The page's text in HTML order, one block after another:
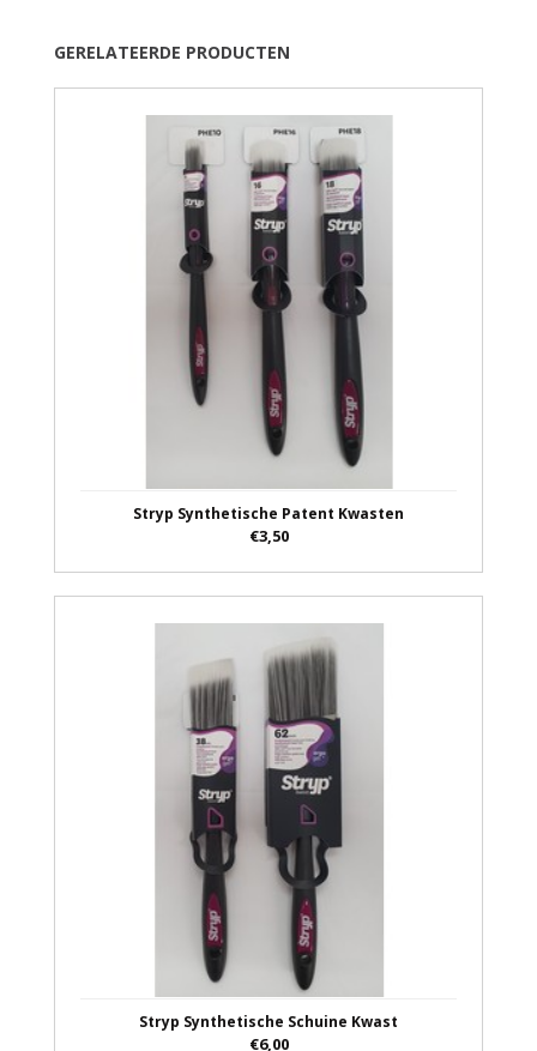
GERELATEERDE PRODUCTEN
Stryp Synthetische Patent Kwasten
€3,50
Stryp Synthetische Schuine Kwast
€6,00